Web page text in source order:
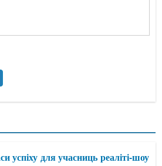
успіху для учасниць реаліті-шоу